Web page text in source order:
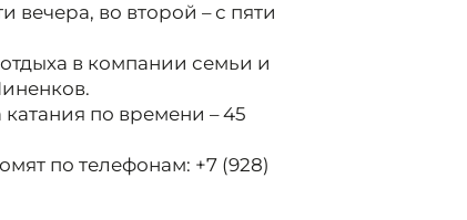
вечера, во второй – с пяти
в компании семьи и
по времени – 45
по телефонам: +7 (928)